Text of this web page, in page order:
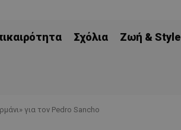
Σχόλια Ζωή & Style
για τον Pedro Sancho